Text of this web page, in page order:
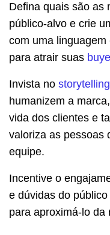
Defina quais são as
público-alvo e crie
com uma
para atrair suas
Invista no storytelling
humanizem a
vida dos clientes e
valoriza as pessoas
equipe.
Incentive o
e dúvidas do
para aproximá-lo da